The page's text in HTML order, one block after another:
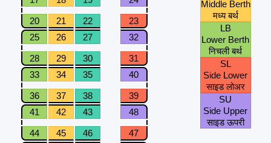
20 21 22
23
25
26 27 32
28 29 30
31
33
34 35 40
36 37 38
39
41
42 43 48
44 45 46
47
Middle Berth
मध्य बर्थ
LB
Lower Berth
निचली बर्थ
SL
Side Lower
साइड लोअर
SU
Side Upper
साइड ऊपरी